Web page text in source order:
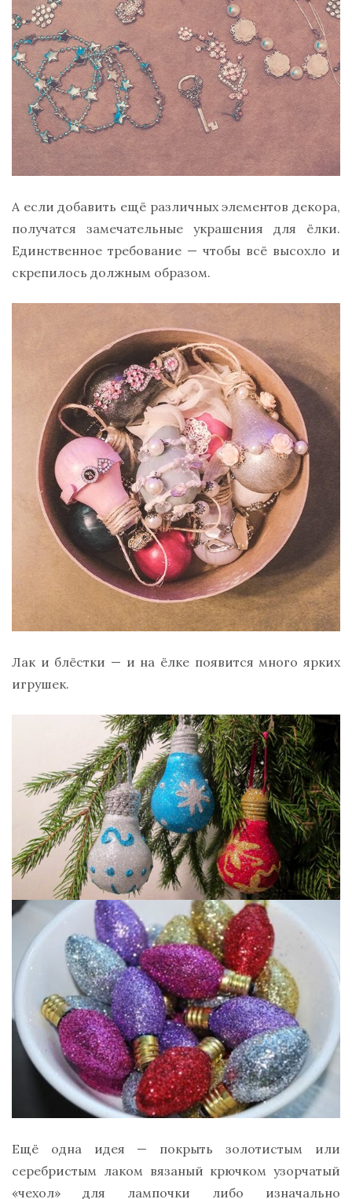
А если добавить ещё различных элементов декора,
получатся замечательные украшения для ёлки.
Единственное требование — чтобы всё высохло и
скрепилось должным образом.
Лак и блёстки — и на ёлке появится много ярких
игрушек.
Ещё одна идея — покрыть золотистым или
серебристым лаком вязаный крючком узорчатый
«чехол» для лампочки либо изначально